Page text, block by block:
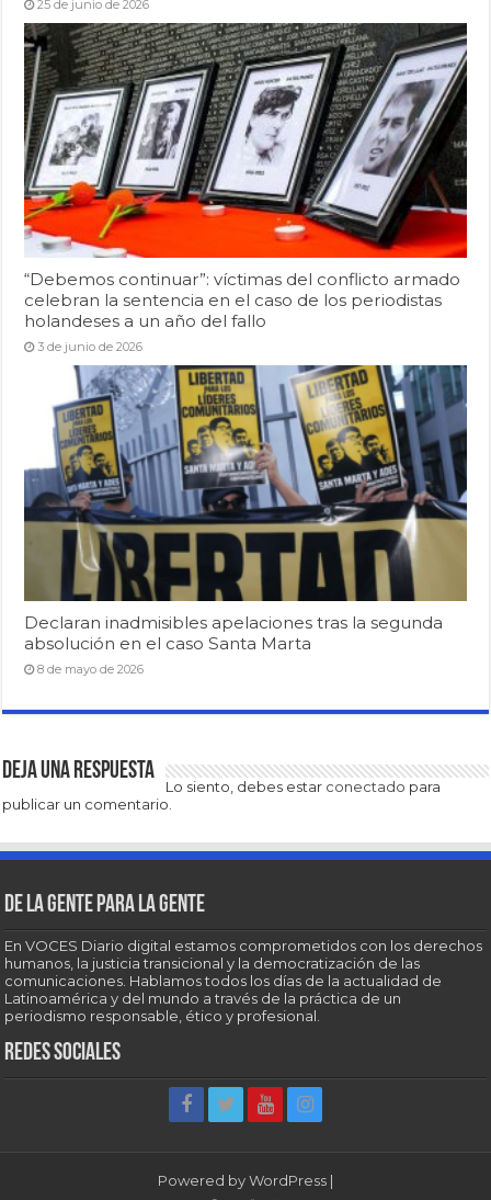
25 de junio de 2026
“Debemos continuar”: víctimas del conflicto armado
celebran la sentencia en el caso de los periodistas
holandeses a un año del fallo
3 de junio de 2026
Declaran inadmisibles apelaciones tras la segunda
absolución en el caso Santa Marta
8 de mayo de 2026
Deja una respuesta
Lo siento, debes estar conectado para
publicar un comentario.
De la gente para la gente
En VOCES Diario digital estamos comprometidos con los derechos
humanos, la justicia transicional y la democratización de las
comunicaciones. Hablamos todos los días de la actualidad de
Latinoamérica y del mundo a través de la práctica de un
periodismo responsable, ético y profesional.
Redes sociales
Powered byWordPress |